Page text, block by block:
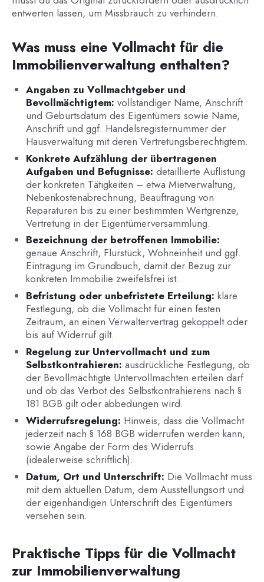
entwerten lassen, um Missbrauch zu verhindern.
Was muss eine Vollmacht für die
Immobilienverwaltung enthalten?
Angaben zu Vollmachtgeber und
Bevollmächtigtem: vollständiger Name, Anschrift
und Geburtsdatum des Eigentümers sowie Name,
Anschrift und ggf. Handelsregisternummer der
Hausverwaltung mit deren Vertretungsberechtigtem.
Konkrete Aufzählung der übertragenen
Aufgaben und Befugnisse: detaillierte Auflistung
der konkreten Tätigkeiten – etwa Mietverwaltung,
Nebenkostenabrechnung, Beauftragung von
Reparaturen bis zu einer bestimmten Wertgrenze,
Vertretung in der Eigentümerversammlung.
Bezeichnung der betroffenen Immobilie:
genaue Anschrift, Flurstück, Wohneinheit und ggf.
Eintragung im Grundbuch, damit der Bezug zur
konkreten Immobilie zweifelsfrei ist.
Befristung oder unbefristete Erteilung: klare
Festlegung, ob die Vollmacht für einen festen
Zeitraum, an einen Verwaltervertrag gekoppelt oder
bis auf Widerruf gilt.
Regelung zur Untervollmacht und zum
Selbstkontrahieren: ausdrückliche Festlegung, ob
der Bevollmächtigte Untervollmachten erteilen darf
und ob das Verbot des Selbstkontrahierens nach §
181 BGB gilt oder abbedungen wird.
Widerrufsregelung: Hinweis, dass die Vollmacht
jederzeit nach § 168 BGB widerrufen werden kann,
sowie Angabe der Form des Widerrufs
(idealerweise schriftlich).
Datum, Ort und Unterschrift: Die Vollmacht muss
mit dem aktuellen Datum, dem Ausstellungsort und
der eigenhändigen Unterschrift des Eigentümers
versehen sein.
Praktische Tipps für die Vollmacht
zur Immobilienverwaltung